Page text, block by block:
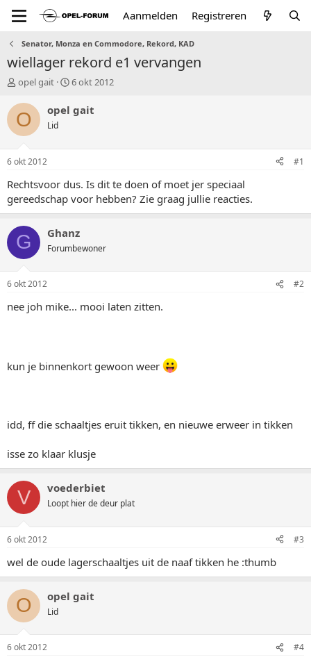
Aanmelden Registreren
Senator, Monza en Commodore, Rekord, KAD
wiellager rekord e1 vervangen
T
p
i
t
a
r
e
opel gait
S
a
r
u
6 okt 2012
O opel gait
Lid
6 okt 2012 #1
Rechtsvoor dus. Is dit te doen of moet jer speciaal
gereedschap voor hebben? Zie graag jullie reacties.
G Ghanz
Forumbewoner
6 okt 2012 #2
nee joh mike... mooi laten zitten.
kun je binnenkort gewoon weer
idd, ff die schaaltjes eruit tikken, en nieuwe erweer in tikken
isse zo klaar klusje
V voederbiet
Loopt hier de deur plat
6 okt 2012 #3
wel de oude lagerschaaltjes uit de naaf tikken he :thumb
O opel gait
Lid
6 okt 2012 #4